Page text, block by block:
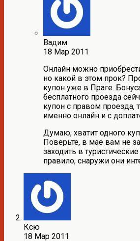
Вадим
18 Мар 2011
Онлайн можно
но какой в этом прок?
купон уже в Праге.
бесплатного проезда
купон с правом проезда,
именно онлайн и с
Думаю, хватит одного
Поверьте, в мае вам не
заходить в
правило, снаружи они
Ксю
18 Мар 2011